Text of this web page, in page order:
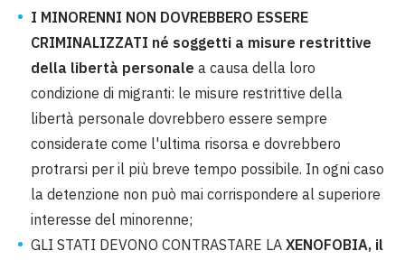
I MINORENNI NON DOVREBBERO ESSERE
CRIMINALIZZATI né soggetti a misure restrittive
della libertà personale a causa della loro
condizione di migranti: le misure restrittive della
libertà personale dovrebbero essere sempre
considerate come l'ultima risorsa e dovrebbero
protrarsi per il più breve tempo possibile. In ogni caso
la detenzione non può mai corrispondere al superiore
interesse del minorenne;
GLI STATI DEVONO CONTRASTARE LA XENOFOBIA, il